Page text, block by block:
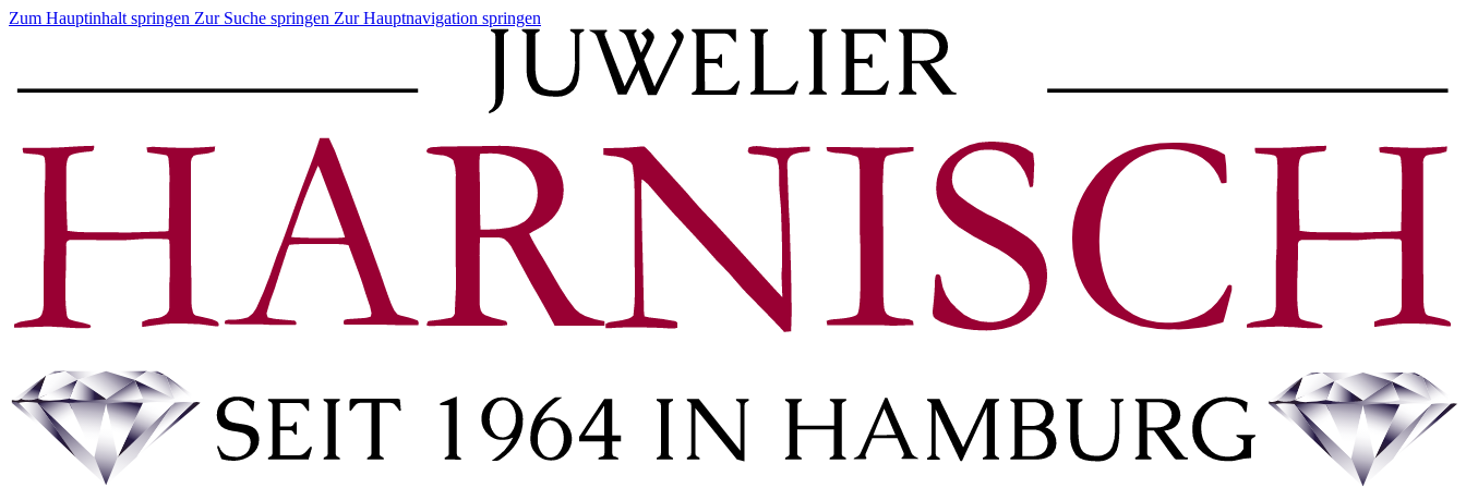
Zum Hauptinhalt springen Zur Suche springen Zur Hauptnavigation springen